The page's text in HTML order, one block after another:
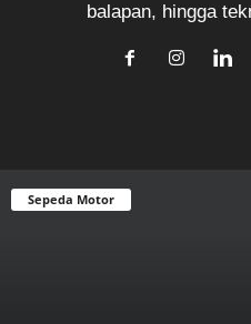
balapan, hingga
Sepeda Motor